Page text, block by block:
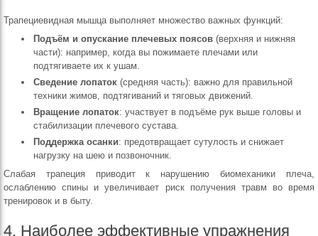
Трапециевидная мышца выполняет множество важных функций:
Подъём и опускание плечевых поясов (верхняя и нижняя
части): например, когда вы пожимаете плечами или
подтягиваете их к ушам.
Сведение лопаток (средняя часть): важно для правильной
техники жимов, подтягиваний и тяговых движений.
Вращение лопаток: участвует в подъёме рук выше головы и
стабилизации плечевого сустава.
Поддержка осанки: предотвращает сутулость и снижает
нагрузку на шею и позвоночник.
Слабая трапеция приводит к нарушению биомеханики плеча,
ослаблению спины и увеличивает риск получения травм во время
тренировок и в быту.
4. Наиболее эффективные упражнения